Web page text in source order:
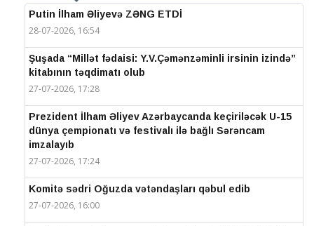
Putin İlham Əliyevə ZƏNG ETDİ
28-07-2026, 16:54
Şuşada “Millət fədaisi: Y.V.Çəmənzəminli irsinin izində”
kitabının təqdimatı olub
27-07-2026, 17:28
Prezident İlham Əliyev Azərbaycanda keçiriləcək U-15
dünya çempionatı və festivalı ilə bağlı Sərəncam
imzalayıb
27-07-2026, 17:24
Komitə sədri Oğuzda vətəndaşları qəbul edib
27-07-2026, 16:00